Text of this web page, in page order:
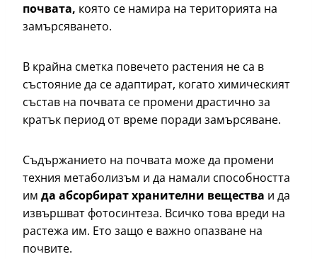
почвата, която се намира на територията на
замърсяването.
В крайна сметка повечето растения не са в
състояние да се адаптират, когато химическият
състав на почвата се промени драстично за
кратък период от време поради замърсяване.
Съдържанието на почвата може да промени
техния метаболизъм и да намали способността
им да абсорбират хранителни вещества и да
извършват фотосинтеза. Всичко това вреди на
растежа им. Ето защо е важно опазване на
почвите.